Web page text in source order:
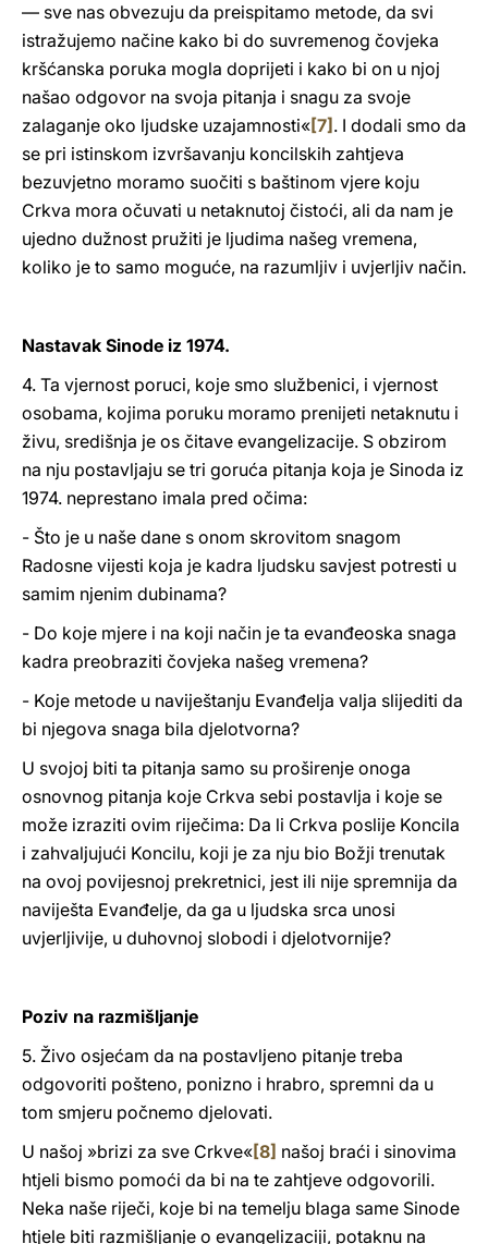
— sve nas obvezuju da preispitamo metode, da svi
istražujemo načine kako bi do suvremenog čovjeka
kršćanska poruka mogla doprijeti i kako bi on u njoj
našao odgovor na svoja pitanja i snagu za svoje
zalaganje oko ljudske uzajamnosti«[7] . I dodali smo da
se pri istinskom izvršavanju koncilskih zahtjeva
bezuvjetno moramo suočiti s baštinom vjere koju
Crkva mora očuvati u netaknutoj čistoći, ali da nam je
ujedno dužnost pružiti je ljudima našeg vremena,
koliko je to samo moguće, na razumljiv i uvjerljiv način.
Nastavak Sinode iz 1974.
4. Ta vjernost poruci, koje smo službenici, i vjernost
osobama, kojima poruku moramo prenijeti netaknutu i
živu, središnja je os čitave evangelizacije. S obzirom
na nju postavljaju se tri goruća pitanja koja je Sinoda iz
1974. neprestano imala pred očima:
- Što je u naše dane s onom skrovitom snagom
Radosne vijesti koja je kadra ljudsku savjest potresti u
samim njenim dubinama?
- Do koje mjere i na koji način je ta evanđeoska snaga
kadra preobraziti čovjeka našeg vremena?
- Koje metode u naviještanju Evanđelja valja slijediti da
bi njegova snaga bila djelotvorna?
U svojoj biti ta pitanja samo su proširenje onoga
osnovnog pitanja koje Crkva sebi postavlja i koje se
može izraziti ovim riječima: Da li Crkva poslije Koncila
i zahvaljujući Koncilu, koji je za nju bio Božji trenutak
na ovoj povijesnoj prekretnici, jest ili nije spremnija da
naviješta Evanđelje, da ga u ljudska srca unosi
uvjerljivije, u duhovnoj slobodi i djelotvornije?
Poziv na razmišljanje
5. Živo osjećam da na postavljeno pitanje treba
odgovoriti pošteno, ponizno i hrabro, spremni da u
tom smjeru počnemo djelovati.
U našoj »brizi za sve Crkve«[8] našoj braći i sinovima
htjeli bismo pomoći da bi na te zahtjeve odgovorili.
Neka naše riječi, koje bi na temelju blaga same Sinode
htjele biti razmišljanje o evangelizaciji, potaknu na